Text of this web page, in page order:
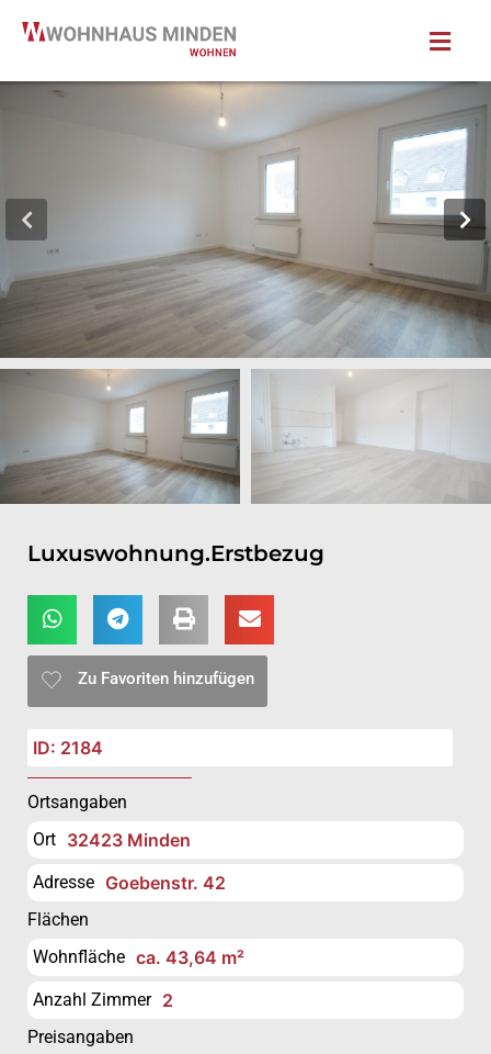
Luxuswohnung.Erstbezug
Zu Favoriten hinzufügen
ID: 2184
Ortsangaben
Ort 32423 Minden
Adresse Goebenstr. 42
Flächen
Wohnfläche ca. 43,64 m²
Anzahl Zimmer 2
Preisangaben